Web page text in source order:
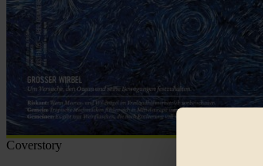
Coverstory